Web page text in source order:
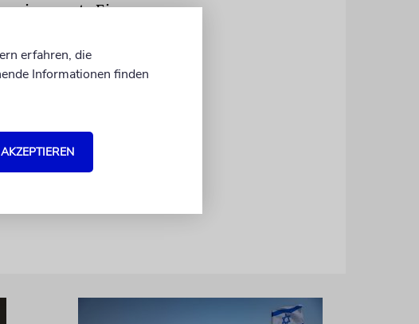
seien, sagte Ein-
Kosmetikfirmen,
mit der Wharton-
zunächst
erfahren, die
Informationen finden
AKZEPTIEREN